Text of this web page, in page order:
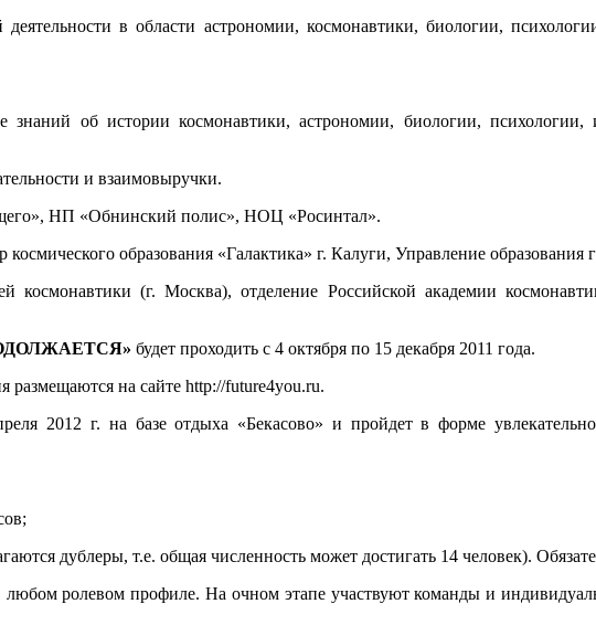
в области астрономии, космонавтики, биологии,
знаний об истории космонавтики, астрономии, биологии,
и взаимовыручки.
НП «Обнинский полис», НОЦ «Росинтал».
образования «Галактика» г. Калуги, Управление образования
космонавтики (г. Москва), отделение Российской академии
» будет проходить с 4 октября по 15 декабря 2011 года.
размещаются на сайте http://future4you.ru.
2012 г. на базе отдыха «Бекасово» и пройдет в форме
дублеры, т.е. общая численность может достигать 14 человек).
ролевом профиле. На очном этапе участвуют команды и